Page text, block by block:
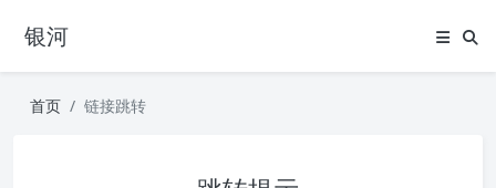
银河
首页 链接跳转